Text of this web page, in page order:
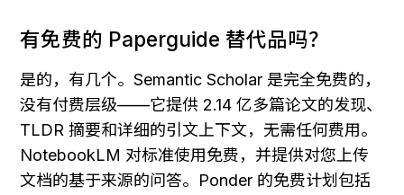
有免费的 Paperguide 替代品吗？
是的，有几个。Semantic Scholar 是完全免费的，
没有付费层级——它提供 2.14 亿多篇论文的发现、
TLDR 摘要和详细的引文上下文，无需任何费用。
NotebookLM 对标准使用免费，并提供对您上传
文档的基于来源的问答。Ponder 的免费计划包括